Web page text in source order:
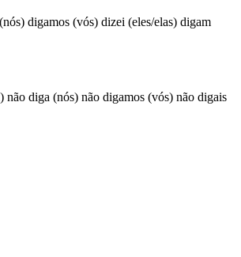
(nós) digamos (vós) dizei (eles/elas) digam
não diga (nós) não digamos (vós) não digais